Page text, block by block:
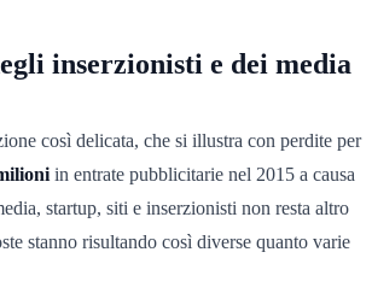
inserzionisti e dei media
così delicata, che si illustra con perdite per
in entrate pubblicitarie nel 2015 a causa
startup, siti e inserzionisti non resta altro
stanno risultando così diverse quanto varie